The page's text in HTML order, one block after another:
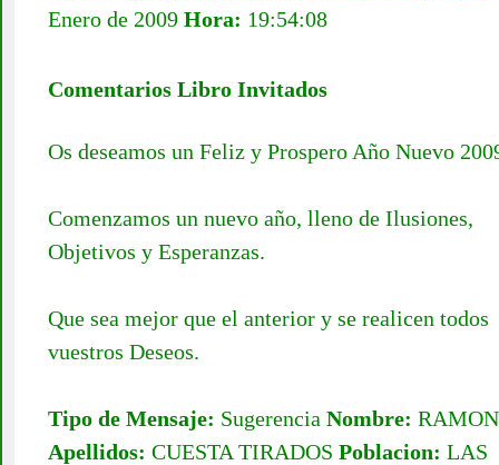
Enero de 2009 Hora: 19:54:08
Comentarios Libro Invitados
Os deseamos un Feliz y Prospero Año Nuevo
Comenzamos un nuevo año, lleno de Ilusiones,
Objetivos y Esperanzas.
Que sea mejor que el anterior y se realicen todos
vuestros Deseos.
Tipo de Mensaje: Sugerencia Nombre: RAMON
Apellidos: CUESTA TIRADOS Poblacion: LAS